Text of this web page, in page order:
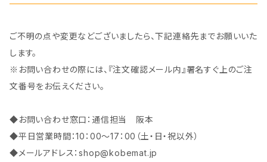
ご不明の点や変更などございましたら、下記連絡先までお願いいた
します。
※お問い合わせの際には、『注文確認メール内』署名すぐ上のご注
文番号をお伝えください。
◆お問い合わせ窓口：通信担当 阪本
◆平日営業時間：10：00～17：00（土・日・祝以外）
◆メールアドレス：shop@kobemat.jp